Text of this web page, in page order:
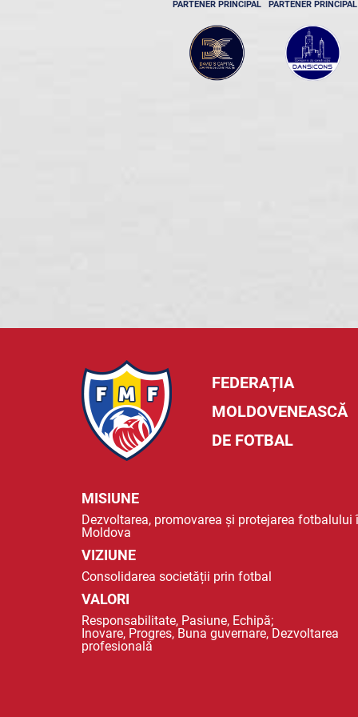
PARTENER PRINCIPAL PARTENER PRINCIPAL
FEDERAȚIA
MOLDOVENEASCĂ
DE FOTBAL
MISIUNE
Dezvoltarea, promovarea și protejarea fotbalului
Moldova
VIZIUNE
Consolidarea societății prin fotbal
VALORI
Responsabilitate, Pasiune, Echipă;
Inovare, Progres, Buna guvernare, Dezvoltarea
profesională